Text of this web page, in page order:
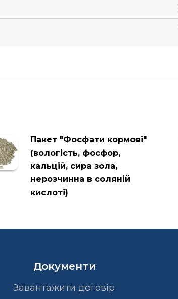
Пакет "Фосфати кормові"
(вологість, фосфор,
кальцій, сира зола,
нерозчинна в соляній
кислоті)
Документи
Завантажити договір